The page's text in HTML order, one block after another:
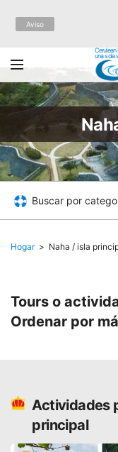
Aviso
Cerulean
una sola
Hogar Naha / isla
Buscar por
Tours o
Ordenar por
Actividades
principal